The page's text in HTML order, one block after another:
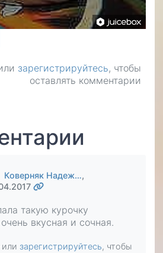
зарегистрируйтесь, чтобы
оставлять комментарии
Коверняк Надеж…,
такую курочку
вкусная и сочная.
или зарегистрируйтесь, чтобы